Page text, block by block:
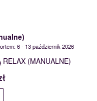
6 - 13 październik 2026
(MANUALNE)